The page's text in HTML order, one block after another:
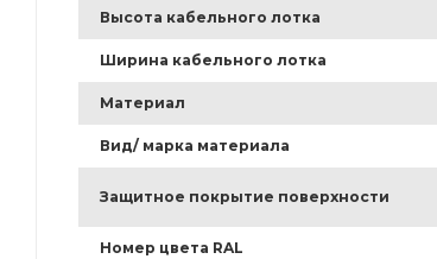
Высота кабельного лотка
Ширина кабельного лотка
Материал
Вид/ марка материала
Защитное покрытие поверхности
Номер цвета RAL